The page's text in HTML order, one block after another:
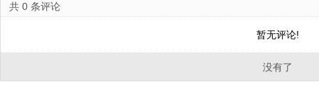
共 0 条评论
暂无评论!
没有了